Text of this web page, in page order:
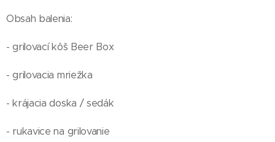
Obsah balenia:
- grilovací kôš Beer Box
- grilovacia mriežka
- krájacia doska / sedák
- rukavice na grilovanie